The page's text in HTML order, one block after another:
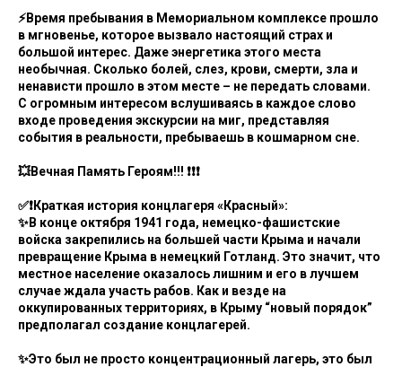
⚡Время пребывания в Мемориальном комплексе прошло
в мгновенье, которое вызвало настоящий страх и
большой интерес. Даже энергетика этого места
необычная. Сколько болей, слез, крови, смерти, зла и
ненависти прошло в этом месте – не передать словами.
С огромным интересом вслушиваясь в каждое слово
входе проведения экскурсии на миг, представляя
события в реальности, пребываешь в кошмарном сне.
💥Вечная Память Героям!!! ❗❗❗
✅❗Краткая история концлагеря «Красный»:
✨В конце октября 1941 года, немецко-фашистские
войска закрепились на большей части Крыма и начали
превращение Крыма в немецкий Готланд. Это значит, что
местное население оказалось лишним и его в лучшем
случае ждала участь рабов. Как и везде на
оккупированных территориях, в Крыму “новый порядок”
предполагал создание концлагерей.
✨Это был не просто концентрационный лагерь, это был